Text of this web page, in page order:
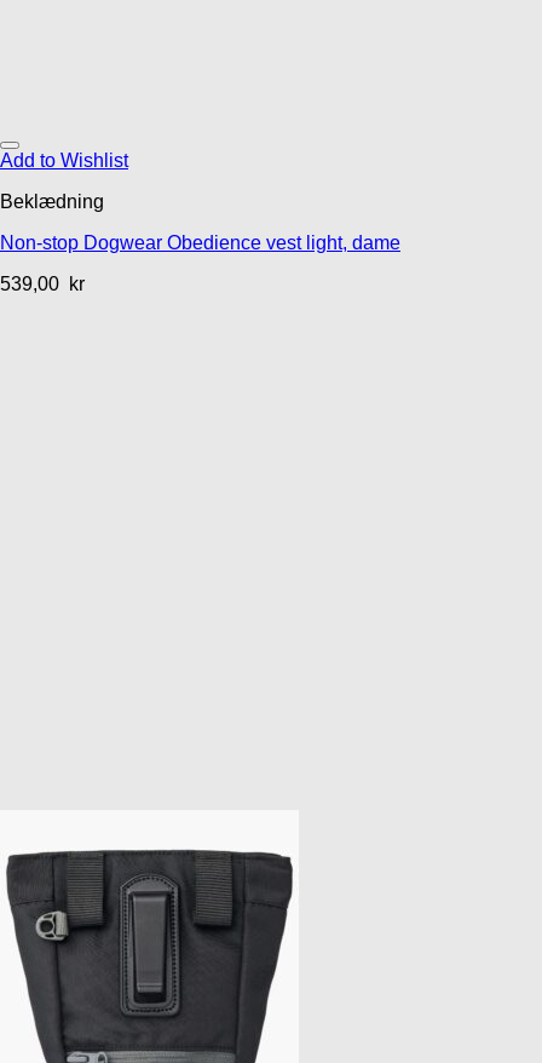
Add to Wishlist
Beklædning
Non-stop Dogwear Obedience vest light, dame
539,00 kr